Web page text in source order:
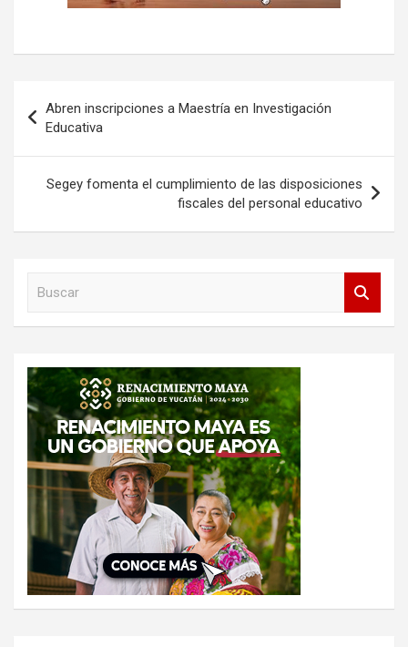
de
entradas
Abren inscripciones a Maestría en Investigación
Educativa
Segey fomenta el cumplimiento de las disposiciones
fiscales del personal educativo
r